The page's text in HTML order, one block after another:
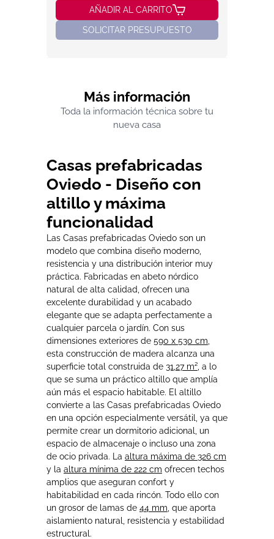
AÑADIR AL CARRITO
SOLICITAR PRESUPUESTO
Más información
Toda la información técnica sobre tu
nueva casa
Casas prefabricadas
Oviedo - Diseño con
altillo y máxima
funcionalidad
Las Casas prefabricadas Oviedo son un
modelo que combina diseño moderno,
resistencia y una distribución interior muy
práctica. Fabricadas en abeto nórdico
natural de alta calidad, ofrecen una
excelente durabilidad y un acabado
elegante que se adapta perfectamente a
cualquier parcela o jardín. Con sus
dimensiones exteriores de 590 x 530 cm
esta construcción de madera alcanza una
superficie total construida de 31,27 m² , a lo
que se suma un práctico altillo que amplía
aún más el espacio habitable. El altillo
convierte a las Casas prefabricadas Oviedo
en una opción especialmente versátil, ya que
permite crear un dormitorio adicional, un
espacio de almacenaje o incluso una zona
de ocio privada. La altura máxima de 326 cm
y la altura mínima de 222 cm ofrecen techos
amplios que aseguran confort y
habitabilidad en cada rincón. Todo ello con
un grosor de lamas de 44 mm , que aporta
aislamiento natural, resistencia y estabilidad
estructural.